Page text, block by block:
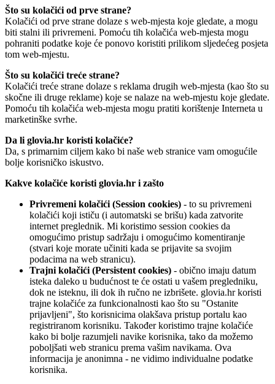
Što su kolačići od prve strane?
Kolačići od prve strane dolaze s web-mjesta koje gledate, a mogu
biti stalni ili privremeni. Pomoću tih kolačića web-mjesta mogu
pohraniti podatke koje će ponovo koristiti prilikom sljedećeg posjeta
tom web-mjestu.
Što su kolačići treće strane?
Kolačići treće strane dolaze s reklama drugih web-mjesta (kao što su
skočne ili druge reklame) koje se nalaze na web-mjestu koje gledate.
Pomoću tih kolačića web-mjesta mogu pratiti korištenje Interneta u
marketinške svrhe.
Da li glovia.hr koristi kolačiće?
Da, s primarnim ciljem kako bi naše web stranice vam omogućile
bolje korisničko iskustvo.
Kakve kolačiće koristi glovia.hr i zašto
Privremeni kolačići (Session cookies) - to su privremeni
kolačići koji ističu (i automatski se brišu) kada zatvorite
internet preglednik. Mi koristimo session cookies da
omogućimo pristup sadržaju i omogućimo komentiranje
(stvari koje morate učiniti kada se prijavite sa svojim
podacima na web stranicu).
Trajni kolačići (Persistent cookies) - obično imaju datum
isteka daleko u budućnost te će ostati u vašem pregledniku,
dok ne isteknu, ili dok ih ručno ne izbrišete. glovia.hr koristi
trajne kolačiće za funkcionalnosti kao što su "Ostanite
prijavljeni", što korisnicima olakšava pristup portalu kao
registriranom korisniku. Također koristimo trajne kolačiće
kako bi bolje razumjeli navike korisnika, tako da možemo
poboljšati web stranicu prema vašim navikama. Ova
informacija je anonimna - ne vidimo individualne podatke
korisnika.